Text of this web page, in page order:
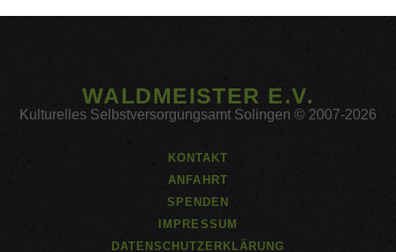
WALDMEISTER E.V.
Kulturelles Selbstversorgungsamt Solingen © 2007-2026
KONTAKT
ANFAHRT
SPENDEN
IMPRESSUM
DATENSCHUTZERKLÄRUNG